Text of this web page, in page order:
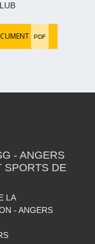
PDF
- ANGERS
SPORTS DE
LA
- ANGERS